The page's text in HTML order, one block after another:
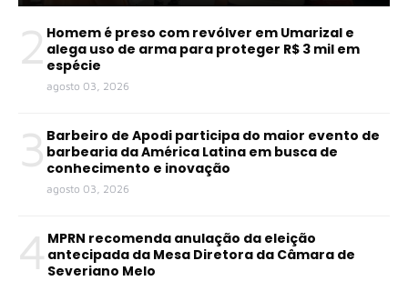
2 Homem é preso com revólver em Umarizal e
alega uso de arma para proteger R$ 3 mil em
espécie
agosto 03, 2026
3 Barbeiro de Apodi participa do maior evento de
barbearia da América Latina em busca de
conhecimento e inovação
agosto 03, 2026
4 MPRN recomenda anulação da eleição
antecipada da Mesa Diretora da Câmara de
Severiano Melo